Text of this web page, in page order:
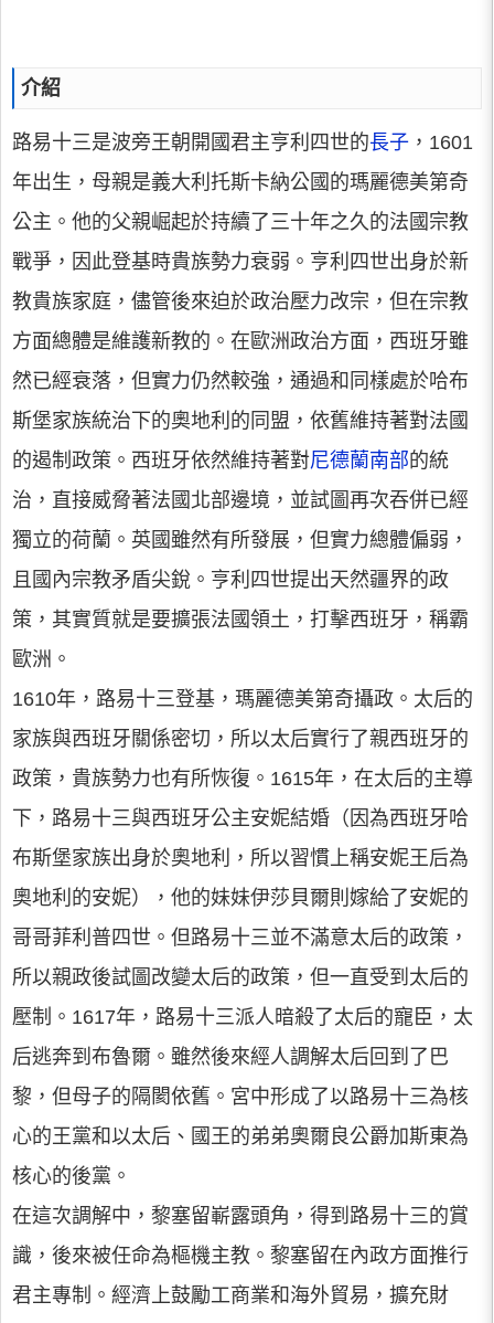
介紹
路易十三是波旁王朝開國君主亨利四世的長子 ，1601
年出生，母親是義大利托斯卡納公國的瑪麗德美第奇
公主。他的父親崛起於持續了三十年之久的法國宗教
戰爭，因此登基時貴族勢力衰弱。亨利四世出身於新
教貴族家庭，儘管後來迫於政治壓力改宗，但在宗教
方面總體是維護新教的。在歐洲政治方面，西班牙雖
然已經衰落，但實力仍然較強，通過和同樣處於哈布
斯堡家族統治下的奧地利的同盟，依舊維持著對法國
的遏制政策。西班牙依然維持著對尼德蘭南部的統
治，直接威脅著法國北部邊境，並試圖再次吞併已經
獨立的荷蘭。英國雖然有所發展，但實力總體偏弱，
且國內宗教矛盾尖銳。亨利四世提出天然疆界的政
策，其實質就是要擴張法國領土，打擊西班牙，稱霸
歐洲。
1610年，路易十三登基，瑪麗德美第奇攝政。太后的
家族與西班牙關係密切，所以太后實行了親西班牙的
政策，貴族勢力也有所恢復。1615年，在太后的主導
下，路易十三與西班牙公主安妮結婚（因為西班牙哈
布斯堡家族出身於奧地利，所以習慣上稱安妮王后為
奧地利的安妮），他的妹妹伊莎貝爾則嫁給了安妮的
哥哥菲利普四世。但路易十三並不滿意太后的政策，
所以親政後試圖改變太后的政策，但一直受到太后的
壓制。1617年，路易十三派人暗殺了太后的寵臣，太
后逃奔到布魯爾。雖然後來經人調解太后回到了巴
黎，但母子的隔閡依舊。宮中形成了以路易十三為核
心的王黨和以太后、國王的弟弟奧爾良公爵加斯東為
核心的後黨。
在這次調解中，黎塞留嶄露頭角，得到路易十三的賞
識，後來被任命為樞機主教。黎塞留在內政方面推行
君主專制。經濟上鼓勵工商業和海外貿易，擴充財